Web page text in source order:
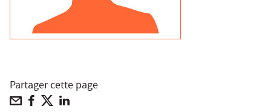
Partager cette page